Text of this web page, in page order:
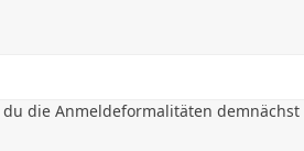
die Anmeldeformalitäten demnächst